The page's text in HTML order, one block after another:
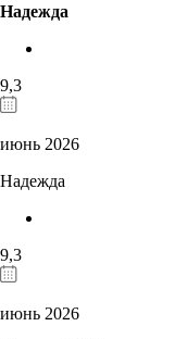
Надежда
9,3
июнь 2026
Надежда
9,3
июнь 2026